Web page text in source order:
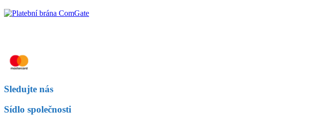
Sledujte nás
Sídlo společnosti